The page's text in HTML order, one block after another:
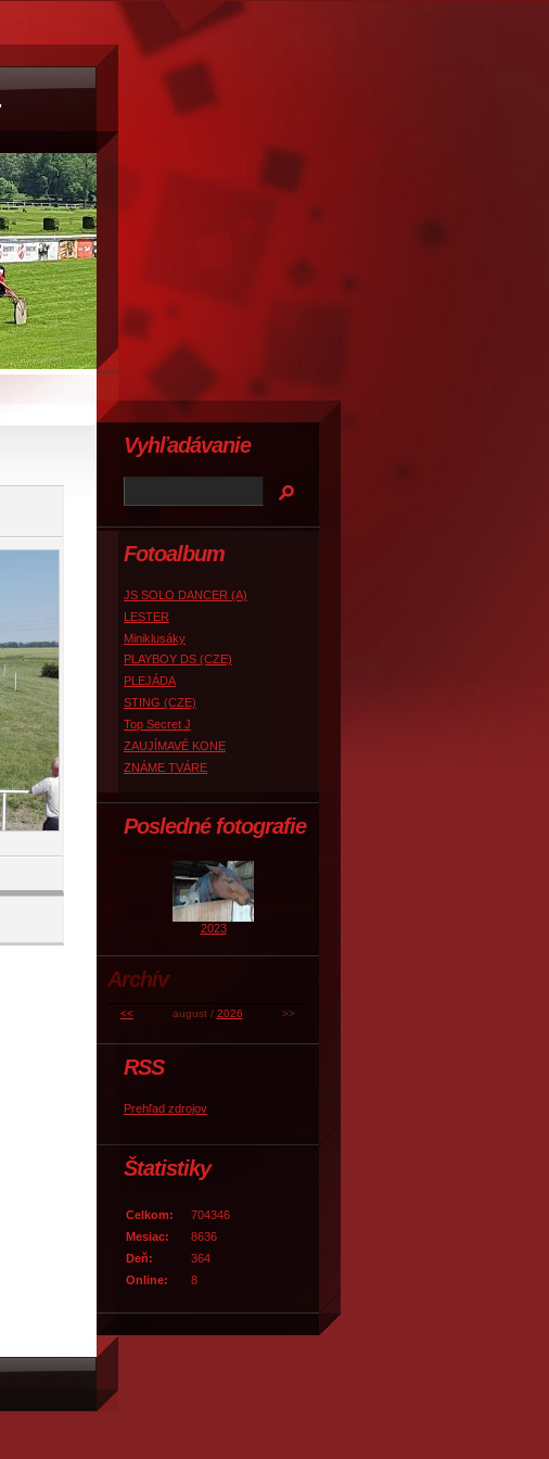
Fotoalbum
JS SOLO DANCER (A)
LESTER
Miniklusáky
PLAYBOY DS (CZE)
PLEJÁDA
STING (CZE)
Top Secret J
ZAUJÍMAVÉ KONE
ZNÁME TVÁRE
Posledné fotografie
2023
Vyhľadávanie
Archív
<< august / 2026 >>
RSS
Prehľad zdrojov
Štatistiky
Online: 8
Celkom:
704346
Mesiac:
8636
Deň:
364